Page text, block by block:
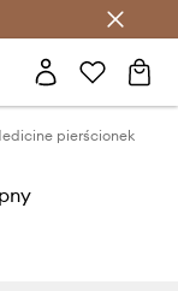
pierścionek